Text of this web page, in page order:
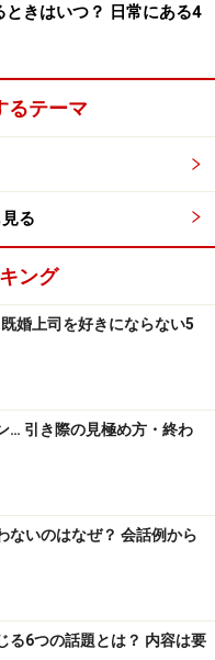
ときはいつ？ 日常にある4
るテーマ
る
ング
婚上司を好きにならない5
… 引き際の見極め方・終わ
ないのはなぜ？ 会話例から
る6つの話題とは？ 内容は要